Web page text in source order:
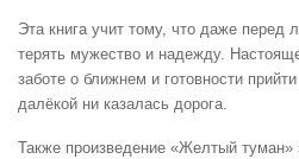
Эта книга учит тому, что даже перед
терять мужество и надежду.
заботе о ближнем и готовности
далёкой ни казалась дорога.
Также произведение «Желтый туман»